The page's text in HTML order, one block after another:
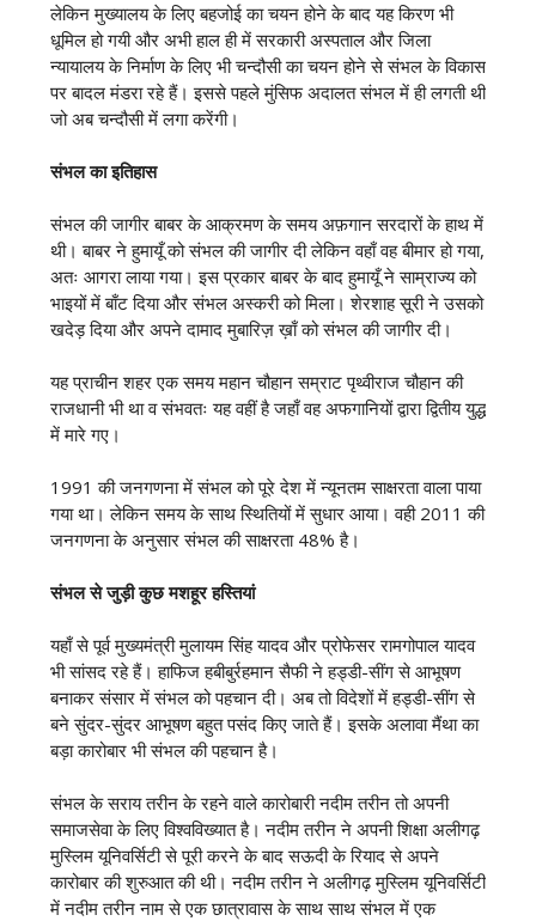
लेकिन मुख्यालय के लिए बहजोई का चयन होने के बाद यह किरण भी
धूमिल हो गयी और अभी हाल ही में सरकारी अस्पताल और जिला
न्यायालय के निर्माण के लिए भी चन्दौसी का चयन होने से संभल के विकास
पर बादल मंडरा रहे हैं। इससे पहले मुंसिफ अदालत संभल में ही लगती थी
जो अब चन्दौसी में लगा करेंगी।
संभल का इतिहास
संभल की जागीर बाबर के आक्रमण के समय अफ़गान सरदारों के हाथ में
थी। बाबर ने हुमायूँ को संभल की जागीर दी लेकिन वहाँ वह बीमार हो गया,
अतः आगरा लाया गया। इस प्रकार बाबर के बाद हुमायूँ ने साम्राज्य को
भाइयों में बाँट दिया और संभल अस्करी को मिला। शेरशाह सूरी ने उसको
खदेड़ दिया और अपने दामाद मुबारिज़ ख़ाँ को संभल की जागीर दी।
यह प्राचीन शहर एक समय महान चौहान सम्राट पृथ्वीराज चौहान की
राजधानी भी था व संभवतः यह वहीं है जहाँ वह अफगानियों द्वारा द्वितीय युद्ध
में मारे गए।
1991 की जनगणना में संभल को पूरे देश में न्यूनतम साक्षरता वाला पाया
गया था। लेकिन समय के साथ स्थितियों में सुधार आया। वही 2011 की
जनगणना के अनुसार संभल की साक्षरता 48% है।
संभल से जुड़ी कुछ मशहूर हस्तियां
यहाँ से पूर्व मुख्यमंत्री मुलायम सिंह यादव और प्रोफेसर रामगोपाल यादव
भी सांसद रहे हैं। हाफिज हबीबुर्रहमान सैफी ने हड्डी-सींग से आभूषण
बनाकर संसार में संभल को पहचान दी। अब तो विदेशों में हड्डी-सींग से
बने सुंदर-सुंदर आभूषण बहुत पसंद किए जाते हैं। इसके अलावा मैंथा का
बड़ा कारोबार भी संभल की पहचान है।
संभल के सराय तरीन के रहने वाले कारोबारी नदीम तरीन तो अपनी
समाजसेवा के लिए विश्वविख्यात है। नदीम तरीन ने अपनी शिक्षा अलीगढ़
मुस्लिम यूनिवर्सिटी से पूरी करने के बाद सऊदी के रियाद से अपने
कारोबार की शुरुआत की थी। नदीम तरीन ने अलीगढ़ मुस्लिम यूनिवर्सिटी
में नदीम तरीन नाम से एक छात्रावास के साथ साथ संभल में एक